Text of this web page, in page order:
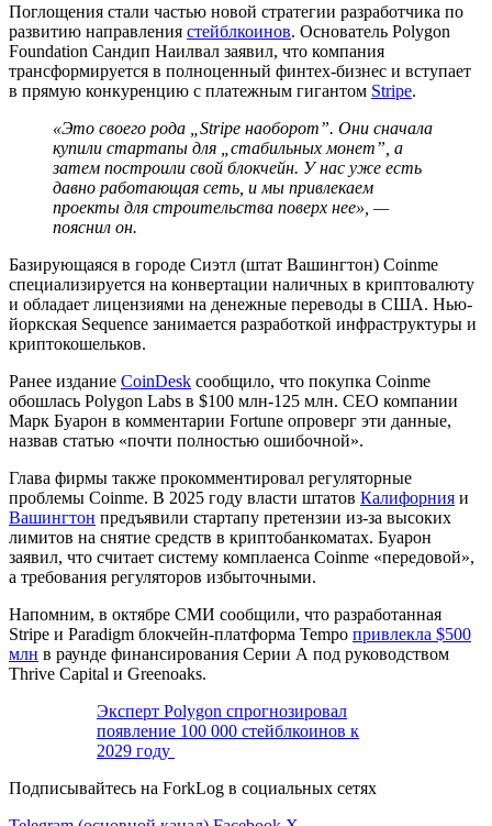
Поглощения стали частью новой стратегии разработчика по
развитию направления стейблкоинов. Основатель Polygon
Foundation Сандип Наилвал заявил, что компания
трансформируется в полноценный финтех-бизнес и вступает
в прямую конкуренцию с платежным гигантом Stripe.
«Это своего рода „Stripe наоборот”. Они сначала
купили стартапы для „стабильных монет”, а
затем построили свой блокчейн. У нас уже есть
давно работающая сеть, и мы привлекаем
проекты для строительства поверх нее», —
пояснил он.
Базирующаяся в городе Сиэтл (штат Вашингтон) Coinme
специализируется на конвертации наличных в криптовалюту
и обладает лицензиями на денежные переводы в США. Нью-
йоркская Sequence занимается разработкой инфраструктуры и
криптокошельков.
Ранее издание CoinDesk сообщило, что покупка Coinme
обошлась Polygon Labs в $100 млн-125 млн. CEO компании
Марк Буарон в комментарии Fortune опроверг эти данные,
назвав статью «почти полностью ошибочной».
Глава фирмы также прокомментировал регуляторные
проблемы Coinme. В 2025 году власти штатов Калифорния и
Вашингтон предъявили стартапу претензии из-за высоких
лимитов на снятие средств в криптобанкоматах. Буарон
заявил, что считает систему комплаенса Coinme «передовой»,
а требования регуляторов избыточными.
Напомним, в октябре СМИ сообщили, что разработанная
Stripe и Paradigm блокчейн-платформа Tempo привлекла $500
млн в раунде финансирования Серии А под руководством
Thrive Capital и Greenoaks.
Эксперт Polygon спрогнозировал
появление 100 000 стейблкоинов к
2029 году
Подписывайтесь на ForkLog в социальных сетях